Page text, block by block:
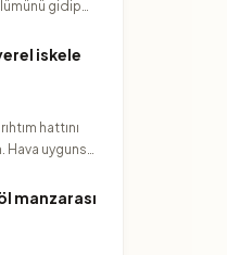
gidip
iskele
hattını
Hava uygunsa
manzarası